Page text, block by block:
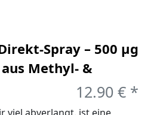
Spray – 500 µg
Methyl- &
Kirsch-12.90 € *